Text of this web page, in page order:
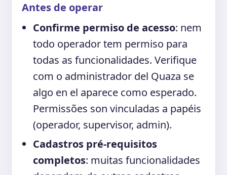
Antes de operar
Confirme permiso de acesso: nem
todo operador tem permiso para
todas as funcionalidades. Verifique
com o administrador del Quaza se
algo en el aparece como esperado.
Permissões son vinculadas a papéis
(operador, supervisor, admin).
Cadastros pré-requisitos
completos: muitas funcionalidades